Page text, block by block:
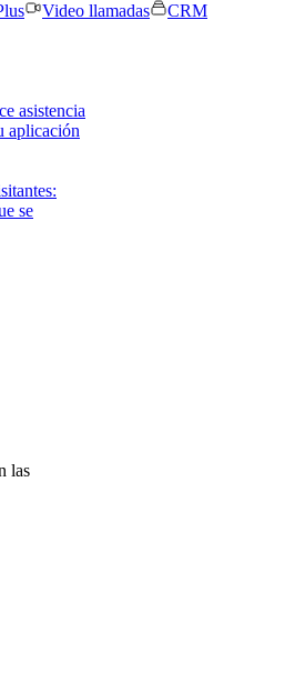
Video llamadas
CRM
asistencia
aplicación
se
las